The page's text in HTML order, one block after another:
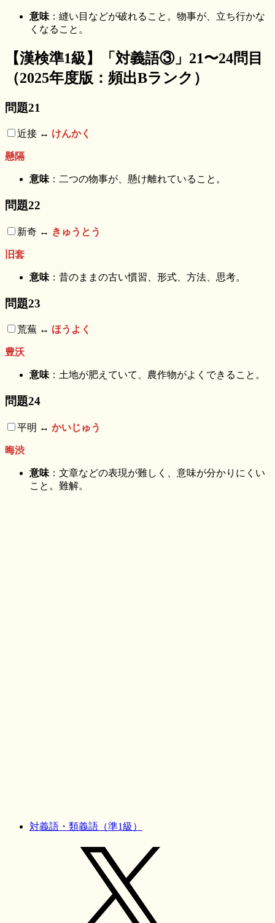
意味 ：縫い目などが破れること。物事が、立ち行かな
くなること。
【漢検準1級】「対義語③」21〜24問目
（2025年度版：頻出Bランク）
問題21
近接 ↔︎ けんかく
懸隔
意味 ：二つの物事が、懸け離れていること。
問題22
新奇 ↔︎ きゅうとう
旧套
意味 ：昔のままの古い慣習、形式、方法、思考。
問題23
荒蕪 ↔︎ ほうよく
豊沃
意味 ：土地が肥えていて、農作物がよくできること。
問題24
平明 ↔︎ かいじゅう
晦渋
意味 ：文章などの表現が難しく、意味が分かりにくい
こと。難解。
対義語・類義語（準1級）